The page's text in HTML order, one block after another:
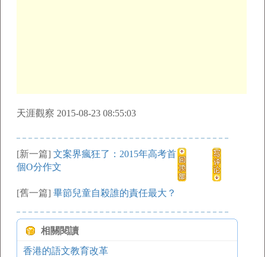
天涯觀察 2015-08-23 08:55:03
[新一篇] 文案界瘋狂了：2015年高考首
個O分作文
[舊一篇] 畢節兒童自殺誰的責任最大？
相關閱讀
香港的語文教育改革